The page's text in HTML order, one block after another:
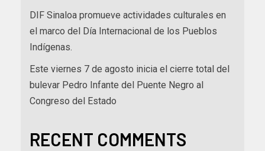
DIF Sinaloa promueve actividades culturales en
el marco del Día Internacional de los Pueblos
Indígenas.
Este viernes 7 de agosto inicia el cierre total del
bulevar Pedro Infante del Puente Negro al
Congreso del Estado
RECENT COMMENTS